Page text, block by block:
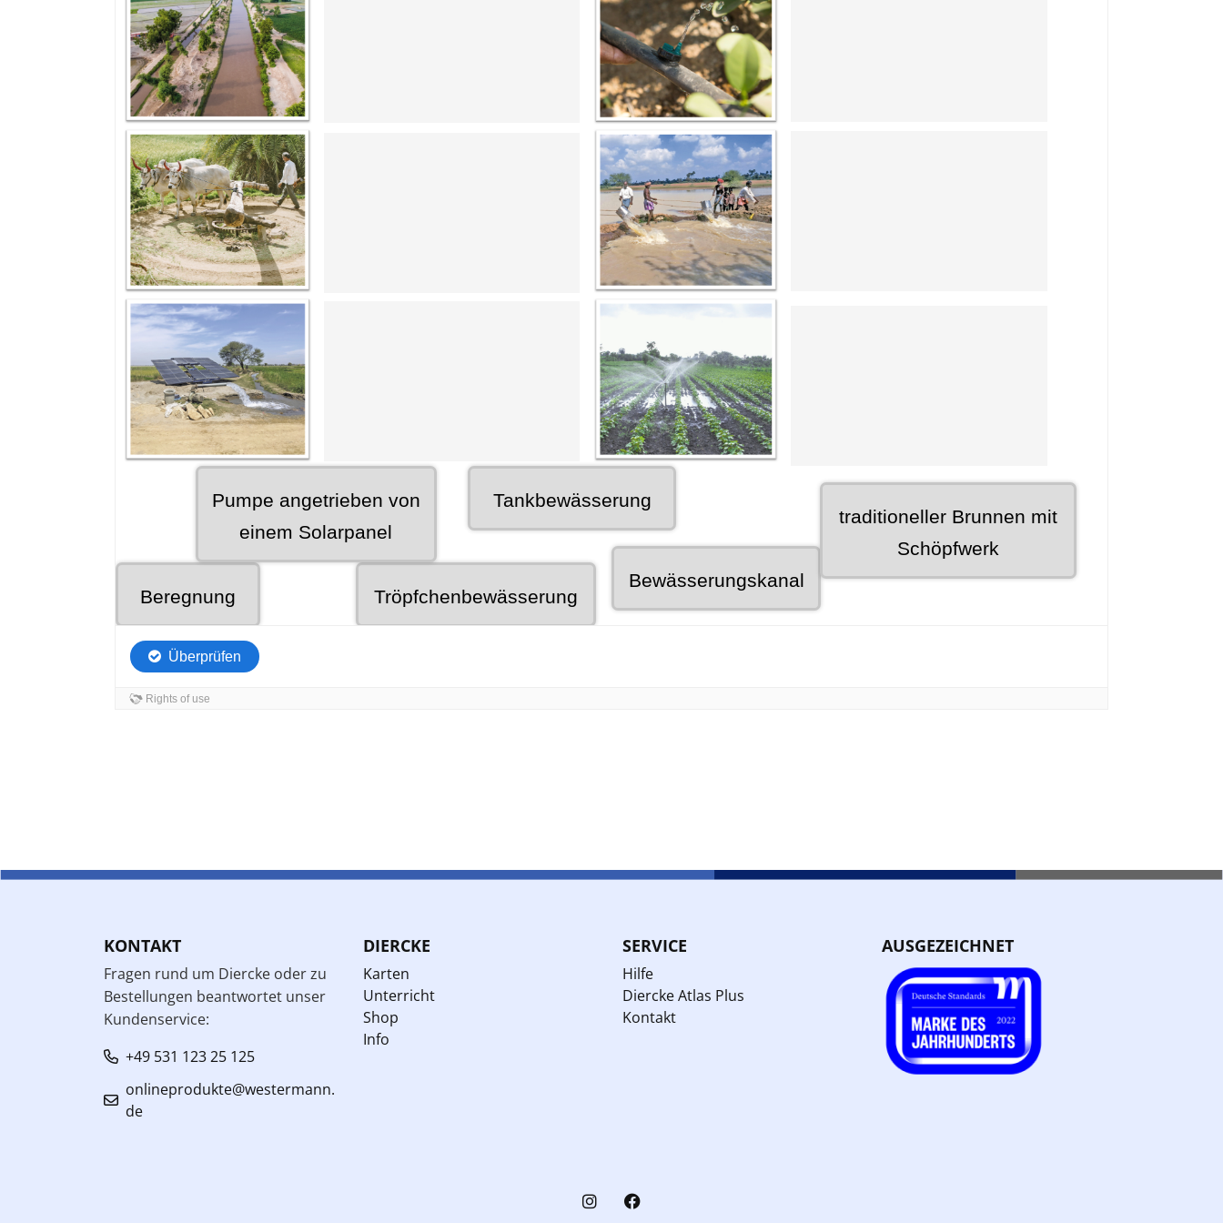
KONTAKT
Fragen rund um Diercke oder zu
Bestellungen beantwortet unser
Kundenservice:
+49 531 123 25 125
onlineprodukte@westermann.
de
DIERCKE
Karten
Unterricht
Shop
Info
SERVICE
Hilfe
Diercke Atlas Plus
Kontakt
AUSGEZEICHNET